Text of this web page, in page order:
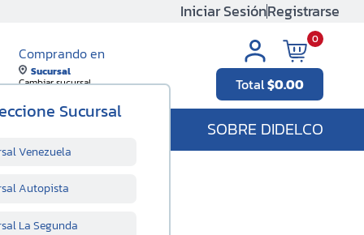
Iniciar SesiónRegistrarse
Comprando en
Sucursal
Cambiar sucursal
Sucursal
Venezuela
Autopista
La Segunda
0
Total$0.00
SOBRE DIDELCO